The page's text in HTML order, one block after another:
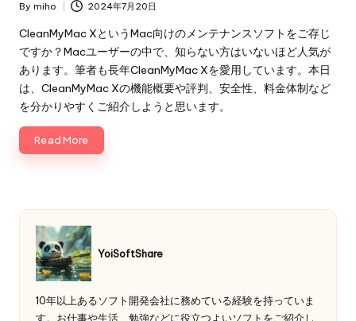
Posted
by
By miho 2024年7月20日
CleanMyMac XというMac向けのメンテナンスソフトをご存じ
ですか？Macユーザーの中で、知らない方はいないほど人気が
あります。筆者も長年CleanMyMac Xを愛用しています。本日
は、CleanMyMac Xの機能概要や評判、安全性、料金体制など
を分かりやすくご紹介しようと思います。
Read More
YoiSoftShare
10年以上あるソフト開発会社に務めている経験を持っていま
す。お仕事や生活、勉強などに役立つよいソフトをご紹介し